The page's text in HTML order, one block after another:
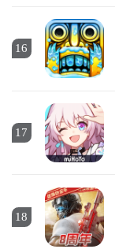
16
17
18